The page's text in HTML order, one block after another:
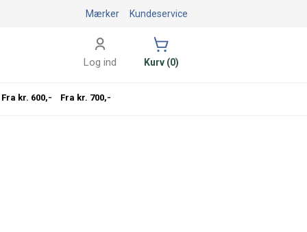
Kundeservice
Mærker
Log ind Kurv (0)
Fra kr. 600,- Fra kr. 700,-